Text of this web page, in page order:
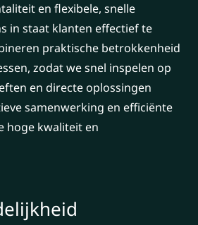
en flexibele, snelle
in staat klanten effectief te
praktische betrokkenheid
zodat we snel inspelen op
en directe oplossingen
samenwerking en efficiënte
hoge kwaliteit en